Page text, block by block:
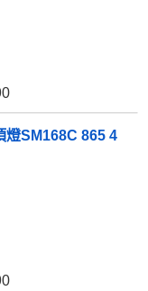
燈SM168C 865 4